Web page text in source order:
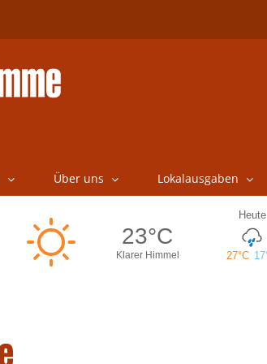
Über uns Lokalausgaben